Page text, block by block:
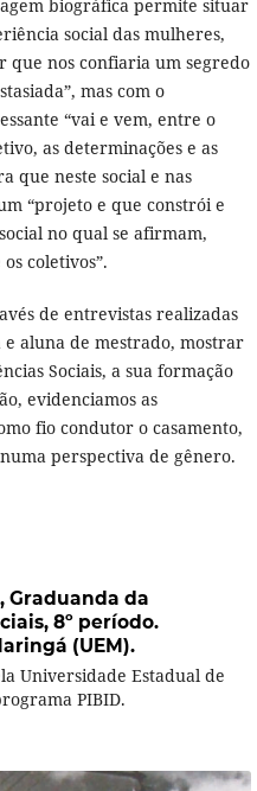
biográfica permite situar
social das mulheres,
que nos confiaria um segredo
mas com o
“vai e vem, entre o
as determinações e as
que neste social e nas
“projeto e que constrói e
no qual se afirmam,
coletivos”.
de entrevistas realizadas
aluna de mestrado, mostrar
Sociais, a sua formação
evidenciamos as
fio condutor o casamento,
perspectiva de gênero.
Graduanda da
8º período.
(UEM).
Universidade Estadual de
PIBID.